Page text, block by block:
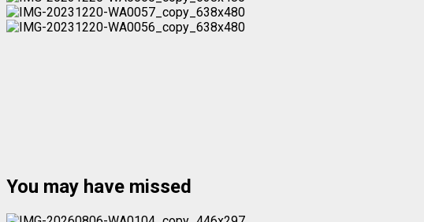
You may have missed